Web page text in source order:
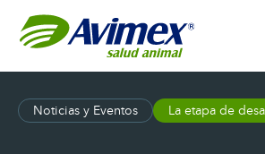
Noticias y Eventos